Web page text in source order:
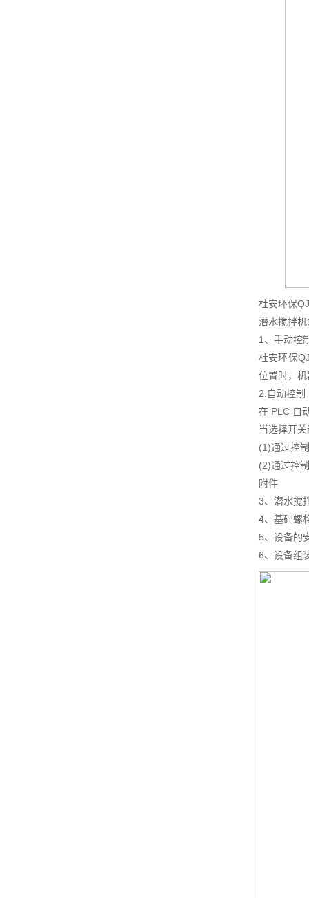
杜安环保
潜水搅拌
1、手动控
杜安环保
位置时，
2.自动控制
在 PLC 自
当选择开
(1)通过控
(2)通过控
附件
3、潜水搅
4、基础螺
5、设备的
6、设备组